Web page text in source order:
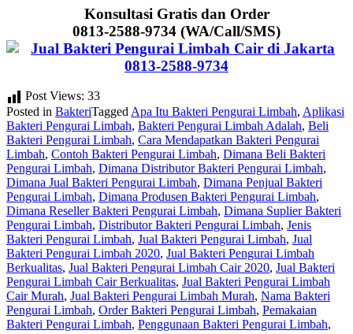
Konsultasi Gratis dan Order
0813-2588-9734 (WA/Call/SMS)
Post Views: 33
Posted in BakteriTaggedApa Itu Bakteri Pengurai Limbah, Aplikasi
Bakteri Pengurai Limbah, Bakteri Pengurai Limbah Adalah, Beli
Bakteri Pengurai Limbah, Cara Mendapatkan Bakteri Pengurai
Limbah, Contoh Bakteri Pengurai Limbah, Dimana Beli Bakteri
Pengurai Limbah, Dimana Distributor Bakteri Pengurai Limbah,
Dimana Jual Bakteri Pengurai Limbah, Dimana Penjual Bakteri
Pengurai Limbah, Dimana Produsen Bakteri Pengurai Limbah,
Dimana Reseller Bakteri Pengurai Limbah, Dimana Suplier Bakteri
Pengurai Limbah, Distributor Bakteri Pengurai Limbah, Jenis
Bakteri Pengurai Limbah, Jual Bakteri Pengurai Limbah, Jual
Bakteri Pengurai Limbah 2020, Jual Bakteri Pengurai Limbah
Berkualitas, Jual Bakteri Pengurai Limbah Cair 2020, Jual Bakteri
Pengurai Limbah Cair Berkualitas, Jual Bakteri Pengurai Limbah
Cair Murah, Jual Bakteri Pengurai Limbah Murah, Nama Bakteri
Pengurai Limbah, Order Bakteri Pengurai Limbah, Pemakaian
Bakteri Pengurai Limbah, Penggunaan Bakteri Pengurai Limbah,